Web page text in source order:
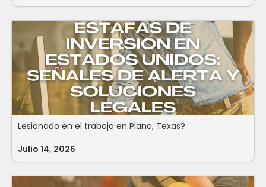
Lesionado en el trabajo en Plano, Texas?
Julio 14, 2026